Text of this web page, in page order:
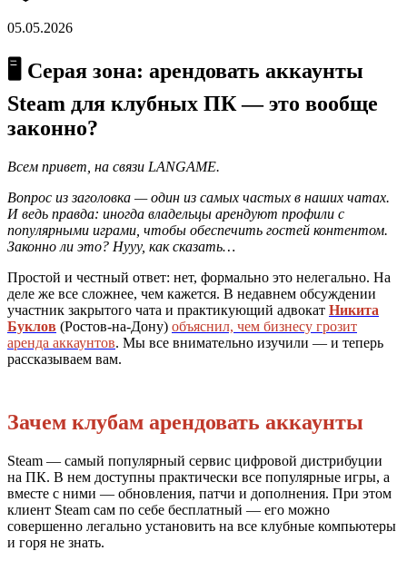
05.05.2026
🖥️ Серая зона: арендовать аккаунты
Steam для клубных ПК — это вообще
законно?
Всем привет, на связи LANGAME.
Вопрос из заголовка — один из самых частых в наших чатах.
И ведь правда: иногда владельцы арендуют профили с
популярными играми, чтобы обеспечить гостей контентом.
Законно ли это? Нууу, как сказать…
Простой и честный ответ: нет, формально это нелегально. На
деле же все сложнее, чем кажется. В недавнем обсуждении
участник закрытого чата и практикующий адвокат Никита
Буклов (Ростов-на-Дону) объяснил, чем бизнесу грозит
аренда аккаунтов. Мы все внимательно изучили — и теперь
рассказываем вам.
Зачем клубам арендовать аккаунты
Steam — самый популярный сервис цифровой дистрибуции
на ПК. В нем доступны практически все популярные игры, а
вместе с ними — обновления, патчи и дополнения. При этом
клиент Steam сам по себе бесплатный — его можно
совершенно легально установить на все клубные компьютеры
и горя не знать.